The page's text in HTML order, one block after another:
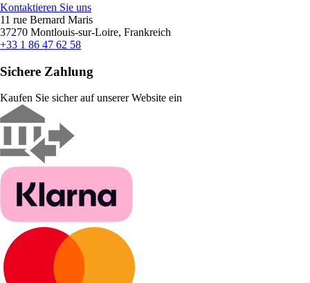
Kontaktieren Sie uns
11 rue Bernard Maris
37270 Montlouis-sur-Loire, Frankreich
+33 1 86 47 62 58
Sichere Zahlung
Kaufen Sie sicher auf unserer Website ein